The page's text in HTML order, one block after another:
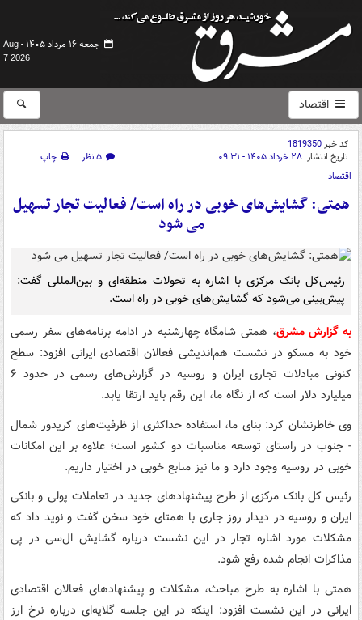
جمعه ۱۶ مرداد ۱۴۰۵ -
Aug
7 2026
اقتصاد
کد خبر1819350
تاریخ انتشار: ۲۸ خرداد ۱۴۰۵ - ۰۹:۳۱ ۵ نظر
چاپ
اقتصاد
همتی: گشایش‌های خوبی در راه است/ فعالیت تجار تسهیل
می شود
رئیس‌کل بانک مرکزی با اشاره به تحولات منطقه‌ای و بین‌المللی گفت:
پیش‌بینی می‌شود که گشایش‌های خوبی در راه است.
به گزارش مشرق، همتی شامگاه چهارشنبه در ادامه برنامه‌های سفر رسمی
خود به مسکو در نشست هم‌اندیشی فعالان اقتصادی ایرانی افزود: سطح
کنونی مبادلات تجاری ایران و روسیه در گزارش‌های رسمی در حدود ۶
میلیارد دلار است که از نگاه ما، این رقم باید ارتقا یابد.
وی خاطرنشان کرد: بنای ما،‌ استفاده حداکثری از ظرفیت‌های کریدور شمال
- جنوب در راستای توسعه مناسبات دو کشور است؛‌ علاوه بر این امکانات
خوبی در روسیه وجود دارد و ما نیز منابع خوبی در اختیار داریم.
رئیس کل بانک مرکزی از طرح‌ پیشنهادهای جدید در تعاملات پولی و بانکی
ایران و روسیه در دیدار روز جاری با همتای خود سخن گفت و نوید داد که
مشکلات مورد اشاره تجار در این نشست درباره گشایش ال‌سی در پی
مذاکرات انجام شده رفع شود.
همتی با اشاره به طرح مباحث، مشکلات و پیشنهادهای فعالان اقتصادی
ایرانی در این نشست افزود: اینکه در این جلسه گلایه‌ای درباره نرخ ارز